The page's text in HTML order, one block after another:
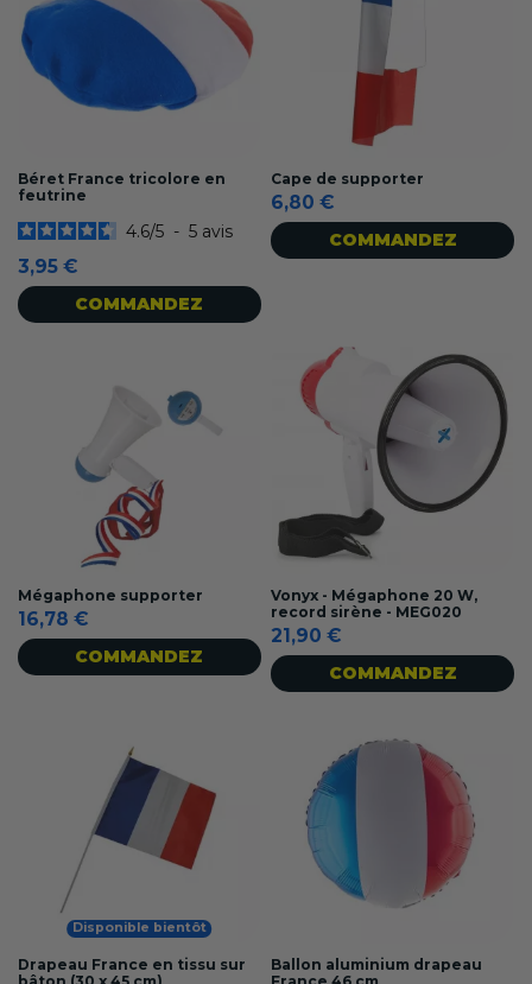
Béret France tricolore en
feutrine
4.6/5 - 5 avis
3,95 €
COMMANDEZ
Cape de supporter
6,80 €
COMMANDEZ
Mégaphone supporter
16,78 €
COMMANDEZ
Vonyx - Mégaphone 20 W,
record sirène - MEG020
21,90 €
COMMANDEZ
Disponible bientôt
Drapeau France en tissu sur
Ballon aluminium drapeau